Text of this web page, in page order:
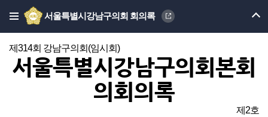
서울특별시강남구의회 회의록
제314회 강남구의회(임시회)
서울특별시강남구의회본회
의회의록
제2호